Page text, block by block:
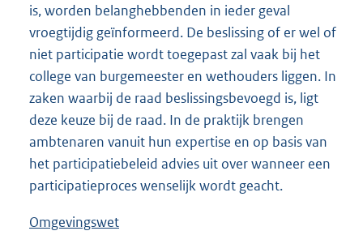
is, worden belanghebbenden in ieder geval
vroegtijdig geïnformeerd. De beslissing of er wel of
niet participatie wordt toegepast zal vaak bij het
college van burgemeester en wethouders liggen. In
zaken waarbij de raad beslissingsbevoegd is, ligt
deze keuze bij de raad. In de praktijk brengen
ambtenaren vanuit hun expertise en op basis van
het participatiebeleid advies uit over wanneer een
participatieproces wenselijk wordt geacht.
Omgevingswet